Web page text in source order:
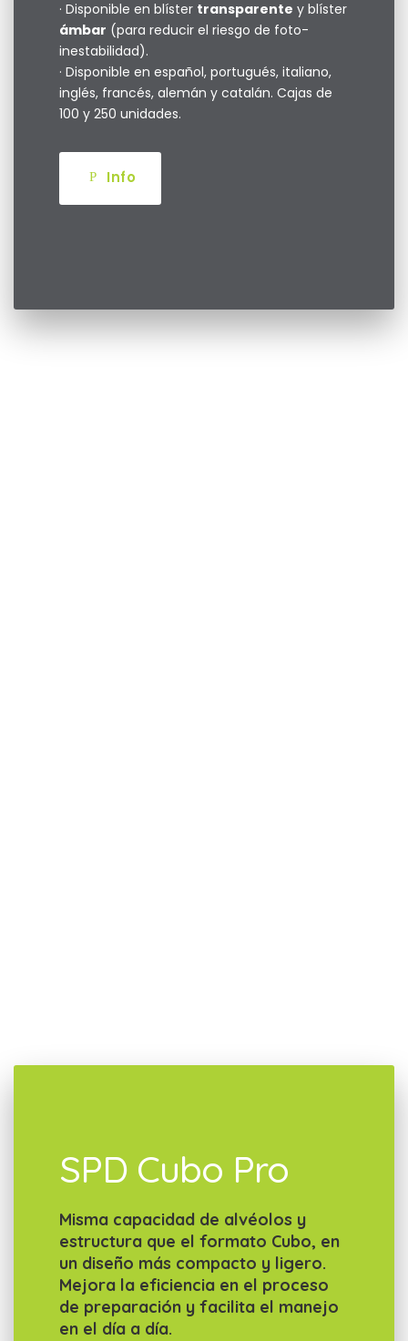
· Disponible en blíster transparente y blíster
ámbar (para reducir el riesgo de foto-
inestabilidad).
· Disponible en español, portugués, italiano,
inglés, francés, alemán y catalán. Cajas de
100 y 250 unidades.
Info
SPD Cubo Pro
Misma capacidad de alvéolos y
estructura que el formato Cubo, en
un diseño más compacto y ligero.
Mejora la eficiencia en el proceso
de preparación y facilita el manejo
en el día a día.